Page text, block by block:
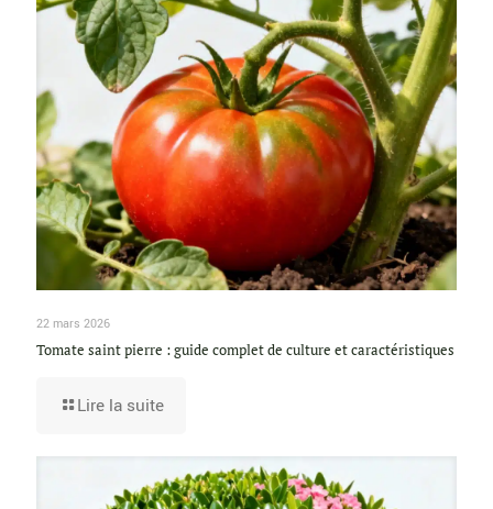
22 mars 2026
Tomate saint pierre : guide complet de culture et caractéristiques
Lire la suite